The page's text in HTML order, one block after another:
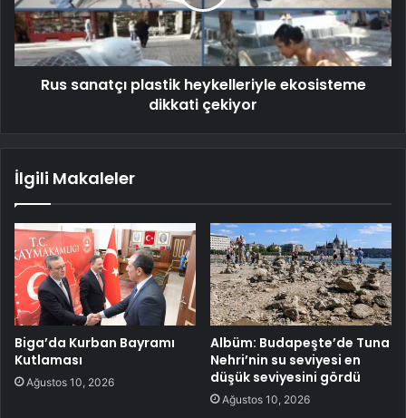
Rus sanatçı plastik heykelleriyle ekosisteme
dikkati çekiyor
İlgili Makaleler
Biga’da Kurban Bayramı
Kutlaması
Ağustos 10, 2026
Albüm: Budapeşte’de Tuna
Nehri’nin su seviyesi en
düşük seviyesini gördü
Ağustos 10, 2026